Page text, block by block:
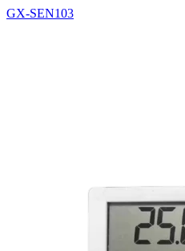
GX-SEN103